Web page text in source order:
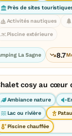
Près de sites
Activités nautiques
Piscine extérieure
La Sagne 8.7
cosy au cœur
Ambiance nature
Lac ou rivière
Piscine chauffée